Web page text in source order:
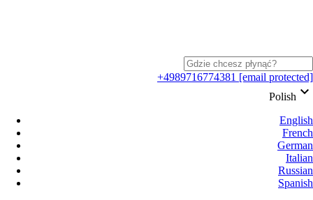
+4989716774381 [email protected]
Polish keyboard_arrow_down
English
French
German
Italian
Russian
Spanish